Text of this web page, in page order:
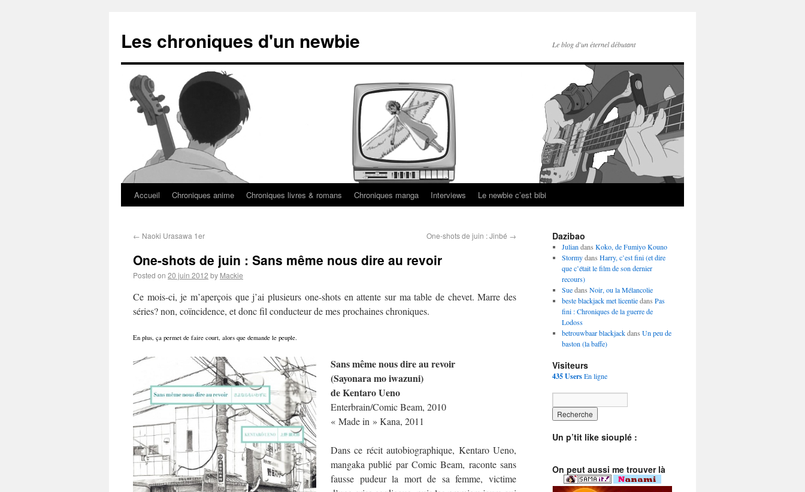
Les chroniques d'un newbie Le blog d'un éternel débutant
Accueil Chroniques anime Chroniques livres & romans Chroniques manga Interviews Le newbie c’est bibi
← Naoki Urasawa 1er One-shots de juin : Jinbé →
One-shots de juin : Sans même nous dire au revoir
Posted on 20 juin 2012 by Mackie
Ce mois-ci, je m’aperçois que j’ai plusieurs one-shots en attente sur ma table de chevet. Marre des
séries? non, coïncidence, et donc fil conducteur de mes prochaines chroniques.
En plus, ça permet de faire court, alors que demande le peuple.
Sans même nous dire au revoir
(Sayonara mo iwazuni)
de Kentaro Ueno
Enterbrain/Comic Beam, 2010
« Made in » Kana, 2011
Dans ce récit autobiographique, Kentaro Ueno,
mangaka publié par Comic Beam, raconte sans
fausse pudeur la mort de sa femme, victime
Dazibao
Julian dans Koko, de Fumiyo Kouno
Stormydans Harry, c’est fini (et dire
que c’était le film de son dernier
recours)
Suedans Noir, ou la Mélancolie
beste blackjack met licentiedans Pas
fini : Chroniques de la guerre de
Lodoss
betrouwbaar blackjackdans Un peu de
baston (la baffe)
Visiteurs
435 UsersEn ligne
Un p’tit like siouplé :
On peut aussi me trouver là